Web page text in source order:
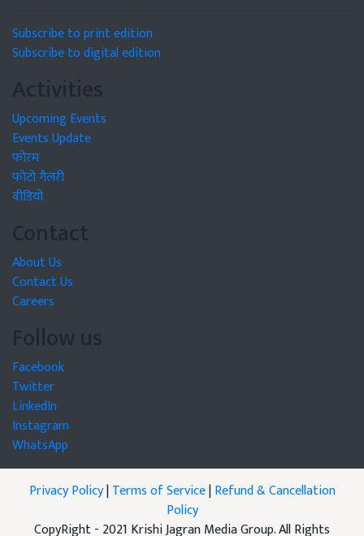
Subscribe to print edition
Subscribe to digital edition
Activities
Upcoming Events
Events Update
फोरम
फोटो गैलरी
वीडियो
Contact
About Us
Contact Us
Careers
Follow us
Facebook
Twitter
LinkedIn
Instagram
WhatsApp
Privacy Policy|Terms of Service|Refund & Cancellation
Policy
CopyRight - 2021 Krishi Jagran Media Group. All Rights